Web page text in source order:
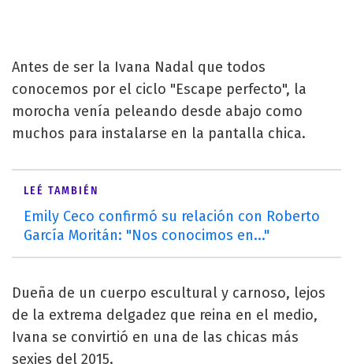
Antes de ser la Ivana Nadal que todos
conocemos por el ciclo "Escape perfecto", la
morocha venía peleando desde abajo como
muchos para instalarse en la pantalla chica.
LEÉ TAMBIÉN
Emily Ceco confirmó su relación con Roberto
García Moritán: "Nos conocimos en..."
Dueña de un cuerpo escultural y carnoso, lejos
de la extrema delgadez que reina en el medio,
Ivana se convirtió en una de las chicas más
sexies del 2015.